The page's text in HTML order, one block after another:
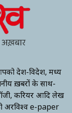
देश-विदेश, मध्य
ख़बरों के साथ-
करियर आदि लेख
e-paper